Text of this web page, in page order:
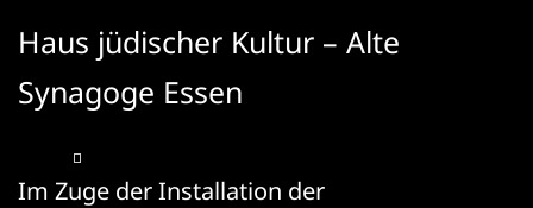
Haus jüdischer Kultur – Alte
Synagoge Essen
Im Zuge der Installation der